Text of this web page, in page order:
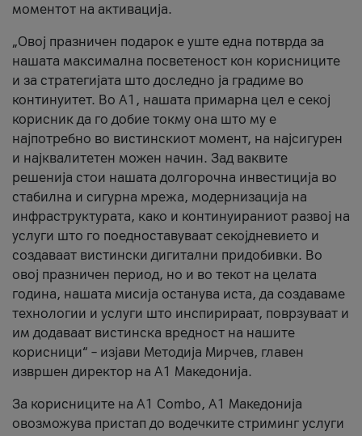
моментот на активација.
„Овој празничен подарок е уште една потврда за
нашата максимална посветеност кон корисниците
и за стратегијата што доследно ја градиме во
континуитет. Во А1, нашата примарна цел е секој
корисник да го добие токму она што му е
најпотребно во вистинскиот момент, на најсигурен
и најквалитетен можен начин. Зад ваквите
решенија стои нашата долгорочна инвестиција во
стабилна и сигурна мрежа, модернизација на
инфраструктурата, како и континуираниот развој на
услуги што го поедноставуваат секојдневието и
создаваат вистински дигитални придобивки. Во
овој празничен период, но и во текот на целата
година, нашата мисија останува иста, да создаваме
технологии и услуги што инспирираат, поврзуваат и
им додаваат вистинска вредност на нашите
корисници“ – изјави Методија Мирчев, главен
извршен директор на А1 Македонија.
За корисниците на A1 Combo, А1 Македонија
овозможува пристап до водечките стриминг услуги